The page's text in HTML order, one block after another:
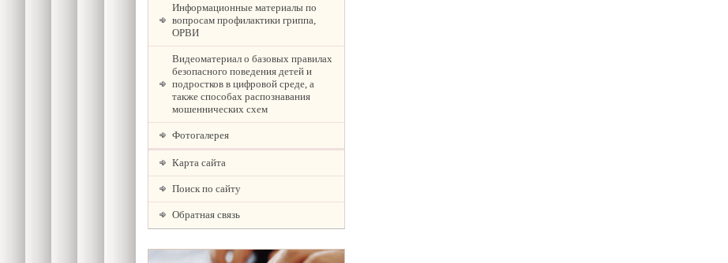
Информационные материалы по
вопросам профилактики гриппа,
ОРВИ
Видеоматериал о базовых правилах
безопасного поведения детей и
подростков в цифровой среде, а
также способах распознавания
мошеннических схем
Фотогалерея
Карта сайта
Поиск по сайту
Обратная связь